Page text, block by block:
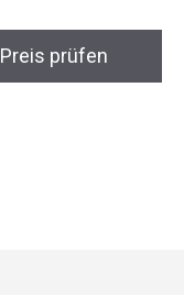
Preis prüfen